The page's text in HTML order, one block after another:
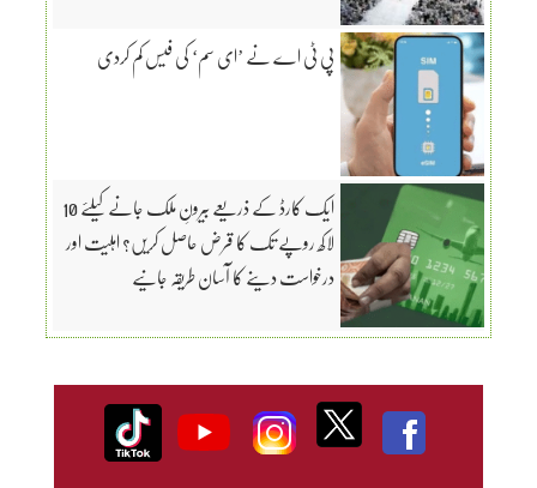
پی ٹی اے نے ’ای سم‘ کی فیس کم کردی
ایک کارڈ کے ذریعے بیرونِ ملک جانے کیلئے 10
لاکھ روپے تک کا قرض حاصل کریں؟ اہلیت اور
درخواست دینے کا آسان طریقہ جانیے